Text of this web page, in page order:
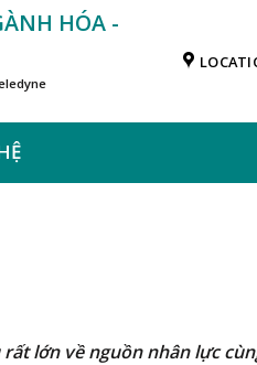
HÓA -
lớn về nguồn nhân lực